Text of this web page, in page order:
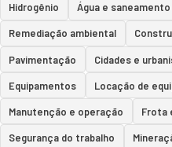
Hidrogênio Água e saneamento
Remediação ambiental
Pavimentação Cidades e
Equipamentos Locação de
Manutenção e operação Frota
Segurança do trabalho